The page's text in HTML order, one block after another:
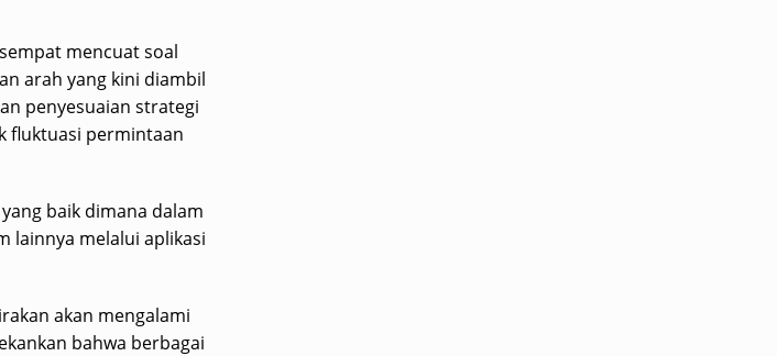
mencuat soal
arah yang kini diambil
penyesuaian strategi
fluktuasi permintaan
baik dimana dalam
lainnya melalui aplikasi
akan mengalami
bahwa berbagai